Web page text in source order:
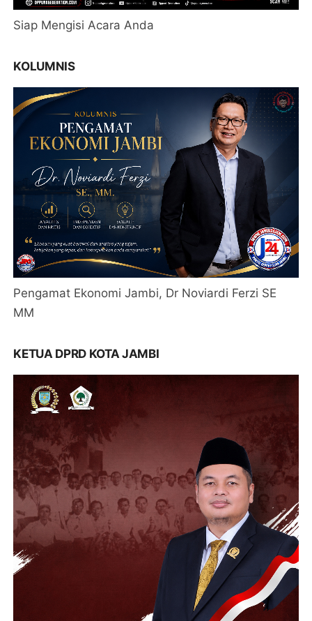
Siap Mengisi Acara Anda
KOLUMNIS
Pengamat Ekonomi Jambi, Dr Noviardi Ferzi SE
MM
KETUA DPRD KOTA JAMBI